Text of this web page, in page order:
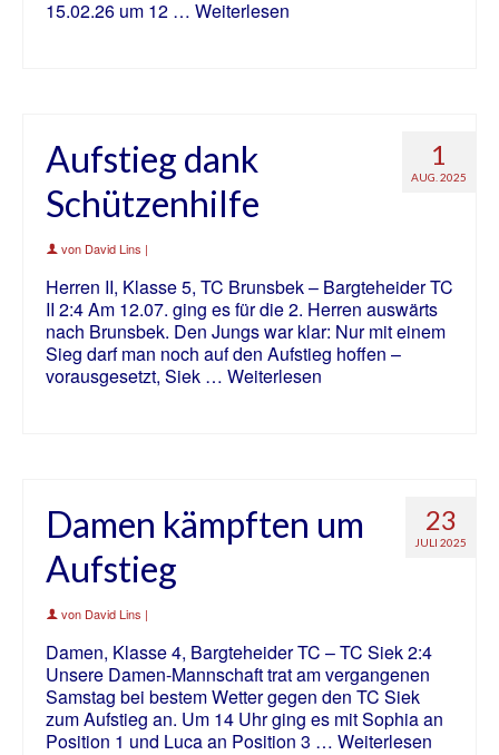
15.02.26 um 12 … Weiterlesen
1
AUG. 2025
Aufstieg dank
Schützenhilfe
von David Lins |
Herren II, Klasse 5, TC Brunsbek – Bargteheider TC
II 2:4 Am 12.07. ging es für die 2. Herren auswärts
nach Brunsbek. Den Jungs war klar: Nur mit einem
Sieg darf man noch auf den Aufstieg hoffen –
vorausgesetzt, Siek … Weiterlesen
23
JULI 2025
Damen kämpften um
Aufstieg
von David Lins |
Damen, Klasse 4, Bargteheider TC – TC Siek 2:4
Unsere Damen-Mannschaft trat am vergangenen
Samstag bei bestem Wetter gegen den TC Siek
zum Aufstieg an. Um 14 Uhr ging es mit Sophia an
Position 1 und Luca an Position 3 … Weiterlesen